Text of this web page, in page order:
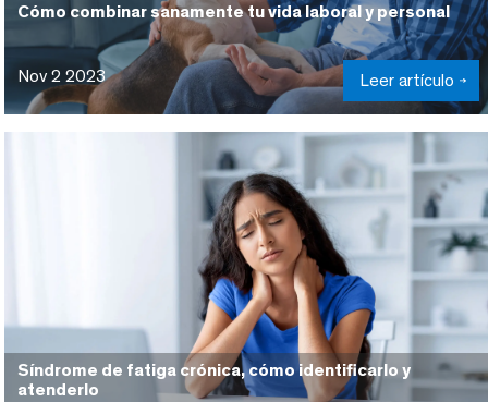
Cómo combinar sanamente tu vida laboral y personal
Nov 2 2023 Leer artículo
Síndrome de fatiga crónica, cómo identificarlo y
atenderlo